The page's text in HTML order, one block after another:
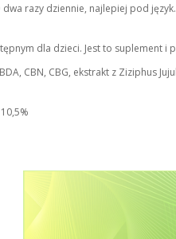
razy dziennie, najlepiej pod
dla dzieci. Jest to suplement i
CBN, CBG, ekstrakt z Ziziphus